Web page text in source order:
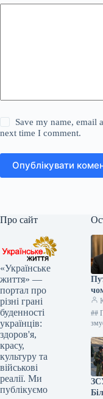
Save my name, email
next time I comment.
Опублікувати
Про сайт
«Українське
життя» —
портал про
різні грані
буденності
українців:
здоров'я,
красу,
культуру та
військові
реалії. Ми
публікуємо
##